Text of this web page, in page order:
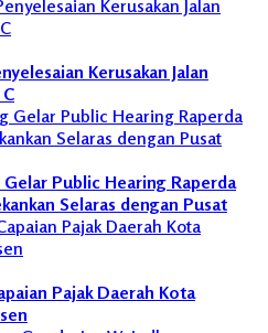
Kerusakan Jalan
Public Hearing Raperda
Selaras dengan Pusat
Pajak Daerah Kota